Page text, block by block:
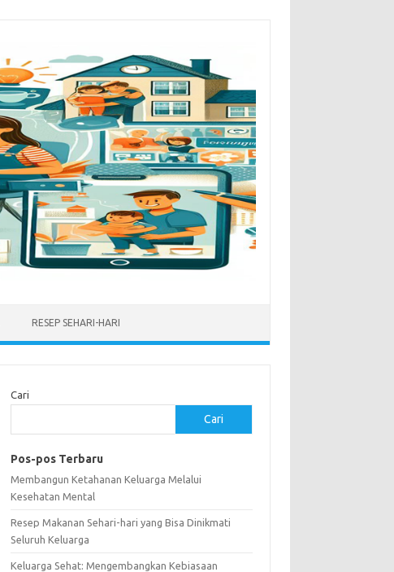
RESEP SEHARI-HARI
Cari
Cari
Pos-pos Terbaru
Membangun Ketahanan Keluarga Melalui
Kesehatan Mental
Resep Makanan Sehari-hari yang Bisa Dinikmati
Seluruh Keluarga
Keluarga Sehat: Mengembangkan Kebiasaan